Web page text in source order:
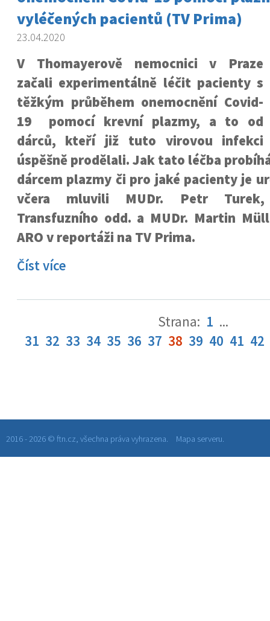
vyléčených pacientů (TV Prima)
23.04.2020
V Thomayerově nemocnici v Praze
začali experimentálně léčit pacienty s
těžkým průběhem onemocnění Covid-
19 pomocí krevní plazmy, a to od
dárců, kteří již tuto virovou infekci
úspěšně prodělali. Jak tato léčba
dárcem plazmy či pro jaké pacienty je
včera mluvili MUDr. Petr
Transfuzního odd. a MUDr. Martin
ARO v reportáži na TV Prima.
Číst více
Strana: 1 ...
31 32 33 34 35 36 37 38 39 40 41 42
2016 - 2026 © ftn.cz, všechna práva vyhrazena. Mapa serveru.